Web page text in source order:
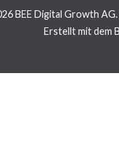
BEE Digital Growth
Erstellt mit dem